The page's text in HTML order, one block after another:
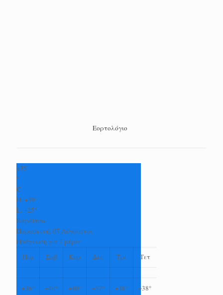
Εορτολόγιο
+35
°
C
H: +39°
L: +25°
Καρδίτσα
Παρασκευή, 07 Αύγουστος
Πρόγνωση για 7 μέρες
Πεμ
Σαβ Κυρ Δευ Τρι Τετ
+36° +40° +40° +37° +38° +38°